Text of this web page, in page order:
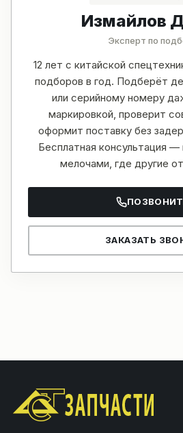
Измайлов
Эксперт по
12 лет с китайской
подборов в год. Подберёт
или серийному номеру
маркировкой, проверит
оформит поставку без
Бесплатная консультация
мелочами, где другие
ЗАКАЗАТЬ